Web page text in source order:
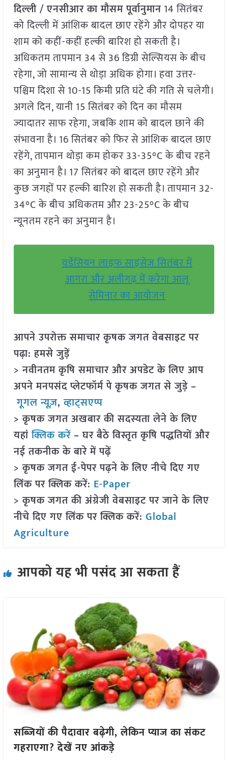
दिल्ली / एनसीआर का मौसम पूर्वानुमान 14 सितंबर
को दिल्ली में आंशिक बादल छाए रहेंगे और दोपहर या
शाम को कहीं-कहीं हल्की बारिश हो सकती है।
अधिकतम तापमान 34 से 36 डिग्री सेल्सियस के बीच
रहेगा, जो सामान्य से थोड़ा अधिक होगा। हवा उत्तर-
पश्चिम दिशा से 10-15 किमी प्रति घंटे की गति से चलेगी।
अगले दिन, यानी 15 सितंबर को दिन का मौसम
ज्यादातर साफ रहेगा, जबकि शाम को बादल छाने की
संभावना है। 16 सितंबर को फिर से आंशिक बादल छाए
रहेंगे, तापमान थोड़ा कम होकर 33-35°C के बीच रहने
का अनुमान है। 17 सितंबर को बादल छाए रहेंगे और
कुछ जगहों पर हल्की बारिश हो सकती है। तापमान 32-
34°C के बीच अधिकतम और 23-25°C के बीच
न्यूनतम रहने का अनुमान है।
वर्डेसियन लाइफ साइंसेज सितंबर में
आगरा और अलीगढ़ में करेगा आलू
सेमिनार का आयोजन
आपने उपरोक्त समाचार कृषक जगत वेबसाइट पर
पढ़ा: हमसे जुड़ें
> नवीनतम कृषि समाचार और अपडेट के लिए आप
अपने मनपसंद प्लेटफॉर्म पे कृषक जगत से जुड़े –
गूगल न्यूज़,व्हाट्सएप्प
> कृषक जगत अखबार की सदस्यता लेने के लिए
यहांक्लिक करें– घर बैठे विस्तृत कृषि पद्धतियों और
नई तकनीक के बारे में पढ़ें
> कृषक जगत ई-पेपर पढ़ने के लिए नीचे दिए गए
लिंक पर क्लिक करें: E-Paper
> कृषक जगत की अंग्रेजी वेबसाइट पर जाने के लिए
नीचे दिए गए लिंक पर क्लिक करें: Global
Agriculture
आपको यह भी पसंद आ सकता हैं
सब्जियों की पैदावार बढ़ेगी, लेकिन प्याज का संकट
गहराएगा? देखें नए आंकड़े